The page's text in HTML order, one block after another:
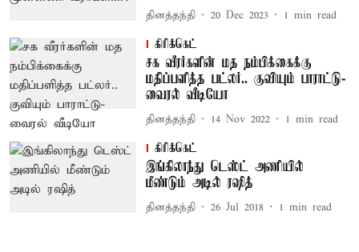
தினத்தந்தி 20 Dec 2023 1 min read
கிரிக்கெட்
சக வீரர்களின் மத நம்பிக்கைக்கு
மதிப்பளித்த பட்லர்.. குவியும் பாராட்டு-
வைரல் வீடியோ
தினத்தந்தி 14 Nov 2022 1 min read
கிரிக்கெட்
இங்கிலாந்து டெஸ்ட் அணியில்
மீண்டும் அடில் ரஷித்
தினத்தந்தி 26 Jul 2018 1 min read